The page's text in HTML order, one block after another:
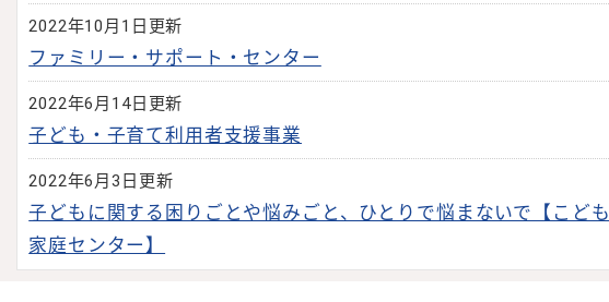
2022年10月1日更新
ファミリー・サポート・センター
2022年6月14日更新
子ども・子育て利用者支援事業
2022年6月3日更新
子どもに関する困りごとや悩みごと、ひとりで悩まないで【こども
家庭センター】